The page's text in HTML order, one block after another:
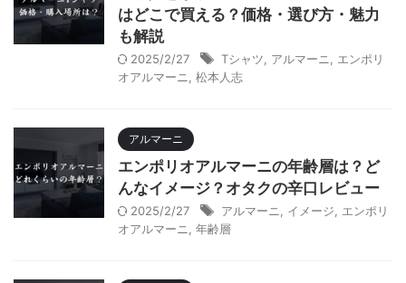
はどこで買える？価格・選び方・魅力
も解説
2025/2/27 Tシャツ アルマーニ
エンポリ
オアルマーニ
松本人志
アルマーニ
エンポリオアルマーニの年齢層は？ど
んなイメージ？オタクの辛口レビュー
2025/2/27 アルマーニ イメージ
エンポリ
オアルマーニ
年齢層